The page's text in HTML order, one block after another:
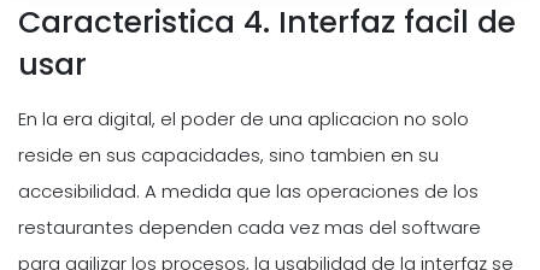
Caracteristica 4. Interfaz facil de
usar
En la era digital, el poder de una aplicacion no solo
reside en sus capacidades, sino tambien en su
accesibilidad. A medida que las operaciones de los
restaurantes dependen cada vez mas del software
para agilizar los procesos, la usabilidad de la interfaz se